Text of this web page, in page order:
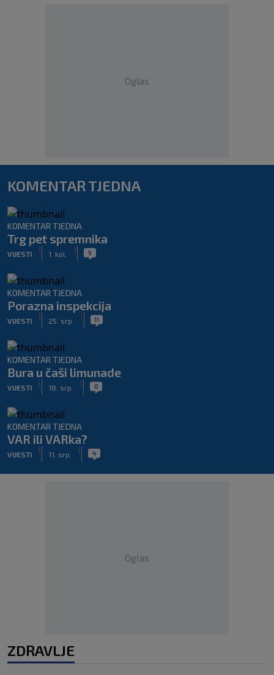
Oglas
KOMENTAR TJEDNA
KOMENTAR TJEDNA
Trg pet spremnika
VIJESTI
|
1. kol.
| 5
KOMENTAR TJEDNA
Porazna inspekcija
VIJESTI
|
25. srp.
| 11
KOMENTAR TJEDNA
Bura u čaši limunade
VIJESTI
|
18. srp.
| 0
KOMENTAR TJEDNA
VAR ili VARka?
VIJESTI
|
11. srp.
| 4
Oglas
ZDRAVLJE